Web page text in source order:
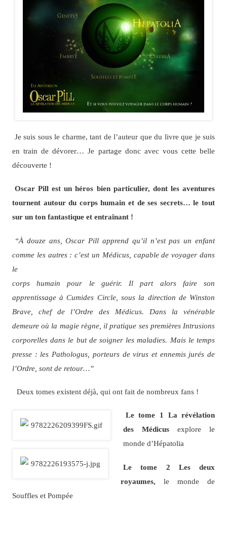
Je suis sous le charme, tant de l’auteur que du livre que je suis
en train de dévorer… Je partage donc avec vous cette belle
découverte !
Oscar Pill est un héros bien particulier, dont les aventures
tournent autour du corps humain et de ses secrets… letout
sur un ton fantastique et entraînant !
“À douze ans, Oscar Pill apprend qu’il n’est pas un enfant
comme les autres : c’est un Médicus, capable de voyager dans
le
corps humain pour le guérir. Il part alors faire son
apprentissage à Cumides Circle, sous la direction de Winston
Brave, chef de l’Ordre des Médicus. Dans la vénérable
demeure où la magie règne, il pratique ses premières Intrusions
corporelles dans le but de soigner les maladies. Mais le temps
presse : les Pathologus, porteurs de virus et ennemis jurés de
l’Ordre, sont de retour…”
Deux tomes existent déjà, qui ont fait de nombreux fans !
Le tome 1 La révélation
des Médicusexplore le
monde d’Hépatolia
Le tome 2 Les deux
royaumes, le monde de
Souffles et Pompée